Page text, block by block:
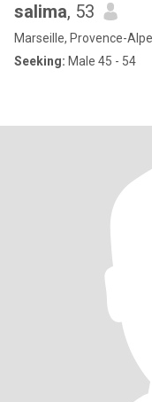
salima, 53
Marseille, Provence-
Seeking: Male 45 - 54